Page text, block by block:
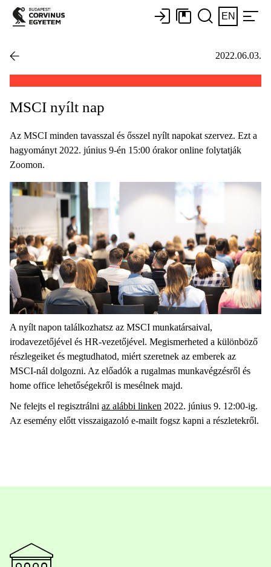
EN
2022.06.03.
MSCI nyílt nap
Az MSCI minden tavasszal és ősszel nyílt napokat szervez. Ezt a
hagyományt 2022. június 9-én 15:00 órakor online folytatják
Zoomon.
A nyílt napon találkozhatsz az MSCI munkatársaival,
irodavezetőjével és HR-vezetőjével. Megismerheted a különböző
részlegeiket és megtudhatod, miért szeretnek az emberek az
MSCI-nál dolgozni. Az előadók a rugalmas munkavégzésről és
home office lehetőségekről is mesélnek majd.
Ne felejts el regisztrálni az alábbi linken 2022. június 9. 12:00-ig.
Az esemény előtt visszaigazoló e-mailt fogsz kapni a részletekről.